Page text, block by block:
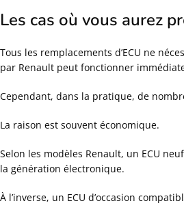
Les cas où vous aurez
Tous les remplacements d’ECU ne
par Renault peut fonctionner
Cependant, dans la pratique, de
La raison est souvent économique.
Selon les modèles Renault, un ECU
la génération électronique.
À l’inverse, un ECU d’occasion